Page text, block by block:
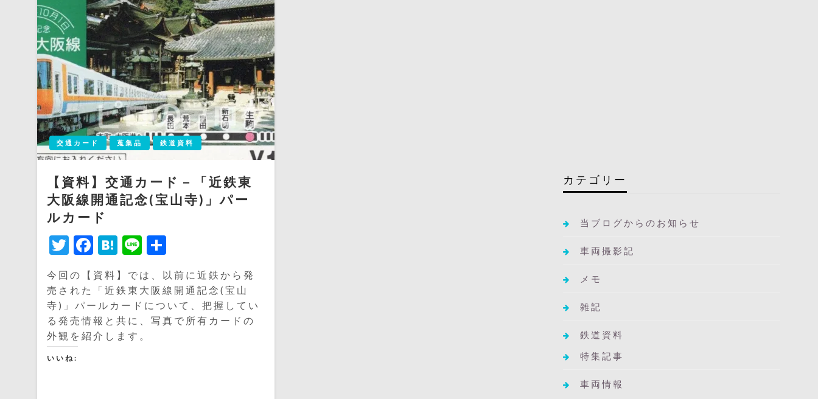
交通カード 蒐集品 鉄道資料
【資料】交通カード－「近鉄東
大阪線開通記念(宝山寺)」パー
ルカード
Twitter
Facebook
Hatena
Line
有
今回の【資料】では、以前に近鉄から発
売された「近鉄東大阪線開通記念(宝山
寺)」パールカードについて、把握してい
る発売情報と共に、写真で所有カードの
外観を紹介します。
いいね:
カテゴリー
当ブログからのお知らせ
車両撮影記
メモ
雑記
鉄道資料
特集記事
車両情報